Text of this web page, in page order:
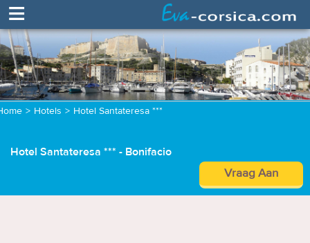
≡
> Hotels > Hotel Santateresa ***
Hotel Santateresa *** - Bonifacio
Vraag Aan